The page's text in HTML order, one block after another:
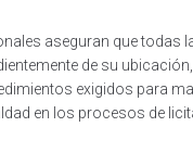
aseguran que todas
de su
exigidos para
en los procesos de